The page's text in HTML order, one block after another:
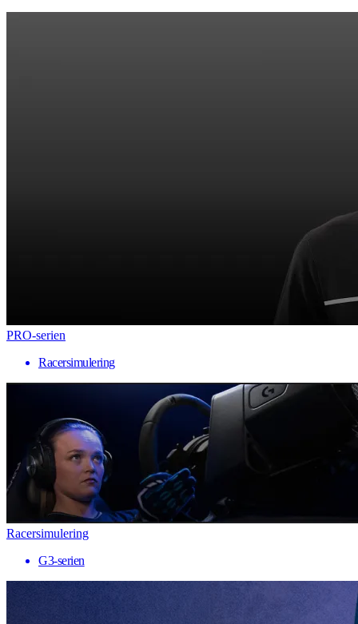
PRO-serien
Racersimulering
Racersimulering
G3-serien